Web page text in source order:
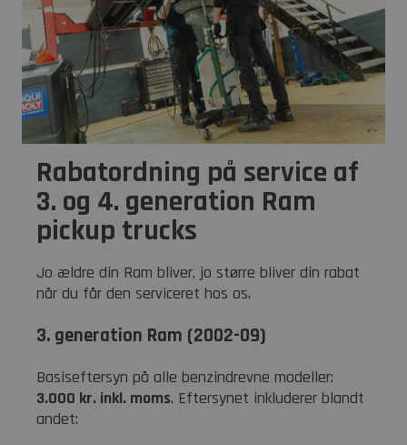
Rabatordning på service af
3. og 4. generation Ram
pickup trucks
Jo ældre din Ram bliver, jo større bliver din rabat
når du får den serviceret hos os.
3. generation Ram (2002-09)
Basiseftersyn på alle benzindrevne modeller:
3.000 kr. inkl. moms. Eftersynet inkluderer blandt
andet: